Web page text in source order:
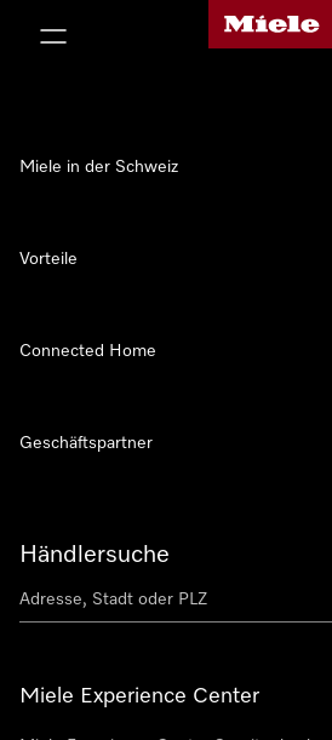
Miele-Homepage
Händlersuche
Miele Experience Center
Miele in der Schweiz
Vorteile
Connected Home
Geschäftspartner